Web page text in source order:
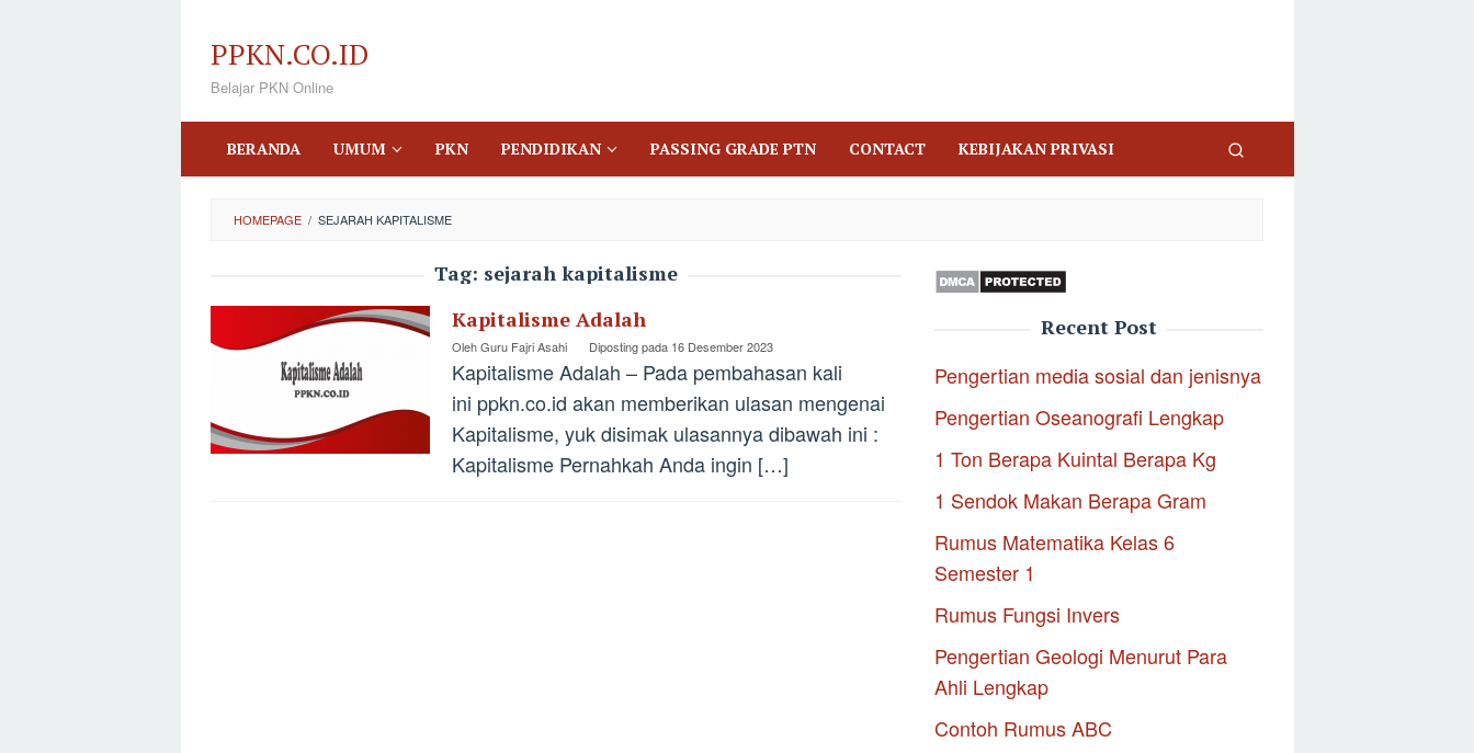
konten
PPKN.CO.ID
Belajar PKN Online
BERANDA UMUM PKN PENDIDIKAN PASSING GRADE PTN CONTACT KEBIJAKAN PRIVASI
HOMEPAGE / SEJARAH KAPITALISME
Tag: sejarah kapitalisme
Kapitalisme Adalah
OlehGuru Fajri Asahi Diposting pada 16 Desember 2023
Kapitalisme Adalah – Pada pembahasan kali
ini ppkn.co.id akan memberikan ulasan mengenai
Kapitalisme, yuk disimak ulasannya dibawah ini :
Kapitalisme Pernahkah Anda ingin […]
Recent Post
Pengertian media sosial dan jenisnya
Pengertian Oseanografi Lengkap
1 Ton Berapa Kuintal Berapa Kg
1 Sendok Makan Berapa Gram
Rumus Matematika Kelas 6
Semester 1
Rumus Fungsi Invers
Pengertian Geologi Menurut Para
Ahli Lengkap
Contoh Rumus ABC